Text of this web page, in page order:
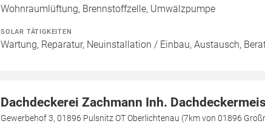
Wohnraumlüftung, Brennstoffzelle, Umwälzpumpe
SOLAR TÄTIGKEITEN
Wartung, Reparatur, Neuinstallation / Einbau, Austausch,
Dachdeckerei Zachmann Inh.
Gewerbehof 3, 01896 Pulsnitz OT Oberlichtenau (7km von 01896